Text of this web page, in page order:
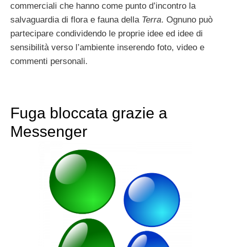
commerciali che hanno come punto d’incontro la
salvaguardia di flora e fauna della Terra. Ognuno può
partecipare condividendo le proprie idee ed idee di
sensibilità verso l’ambiente inserendo foto, video e
commenti personali.
Fuga bloccata grazie a
Messenger